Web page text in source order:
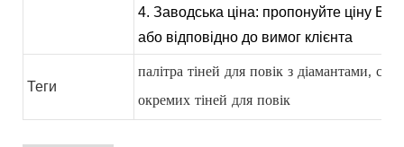
4. Заводська ціна: пропонуйте ціну
або відповідно до вимог клієнта
Теги
палітра тіней для повік з діамантами,
окремих тіней для повік